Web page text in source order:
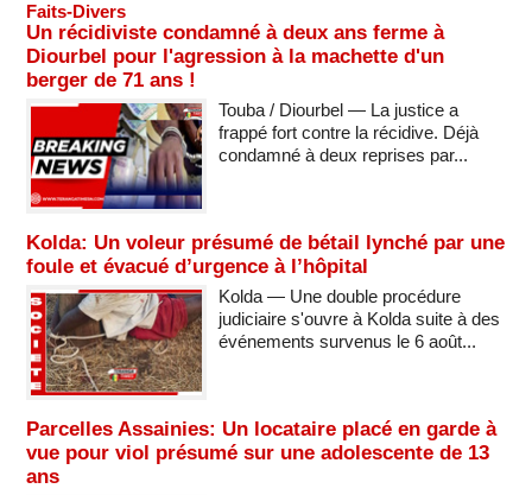
Faits-Divers
Un récidiviste condamné à deux ans ferme à
Diourbel pour l'agression à la machette d'un
berger de 71 ans !
Touba / Diourbel — La justice a
frappé fort contre la récidive. Déjà
condamné à deux reprises par...
Kolda: Un voleur présumé de bétail lynché par une
foule et évacué d’urgence à l’hôpital
Kolda — Une double procédure
judiciaire s'ouvre à Kolda suite à des
événements survenus le 6 août...
Parcelles Assainies: Un locataire placé en garde à
vue pour viol présumé sur une adolescente de 13
ans